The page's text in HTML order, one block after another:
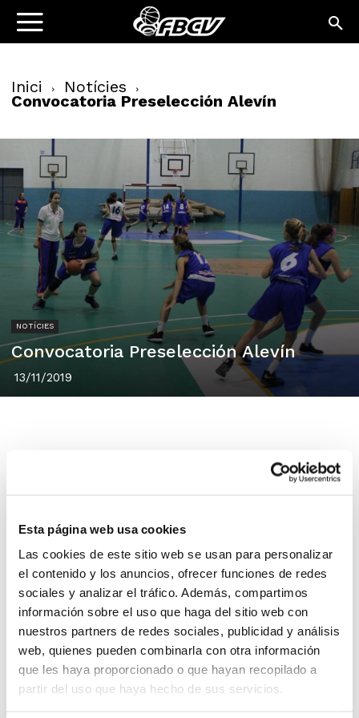
Esta página web usa cookies
Las cookies de este sitio web se usan para personalizar
el contenido y los anuncios, ofrecer funciones de redes
sociales y analizar el tráfico. Además, compartimos
información sobre el uso que haga del sitio web con
nuestros partners de redes sociales, publicidad y análisis
web, quienes pueden combinarla con otra información
que les haya proporcionado o que hayan recopilado a
partir del uso que haya hecho de sus servicios.
Inici Notícies
Convocatoria Preselección Alevín
NOTÍCIES
Convocatoria Preselección Alevín
13/11/2019
Consulta los jugadores/as convocados
laPreselección Cadete
Valenciana, que tendrá lugar el día24 de
noviembreen Sueca.
La sesión de entrenamiento se celebrará
en el Anexo Pabellón Municipal “Les
Oliveretes”de Sueca de 17:00 a 19:00